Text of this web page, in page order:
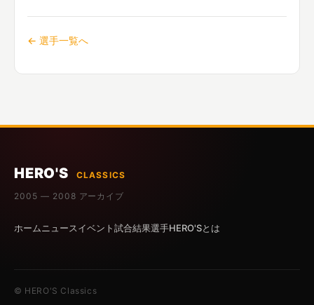
← 選手一覧へ
HERO'S
CLASSICS
2005 — 2008 アーカイブ
ホームニュースイベント試合結果選手HERO'Sとは
© HERO'S Classics